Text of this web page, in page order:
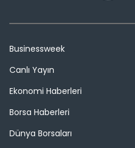
Businessweek
Canlı Yayın
Ekonomi Haberleri
Borsa Haberleri
Dünya Borsaları